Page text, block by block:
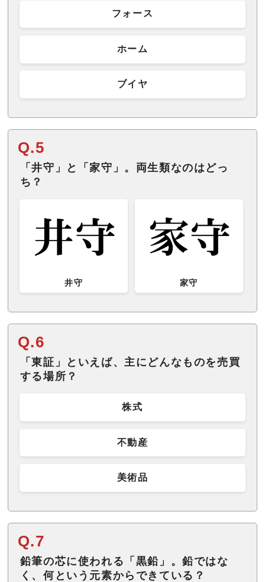
フォース
ホーム
ブイヤ
Q.5
「井守」と「家守」。両生類なのはどっ
ち？
井守 家守
Q.6
「東証」といえば、主にどんなものを売買
する場所？
株式
不動産
美術品
Q.7
鉛筆の芯に使われる「黒鉛」。鉛ではな
く、何という元素からできている？